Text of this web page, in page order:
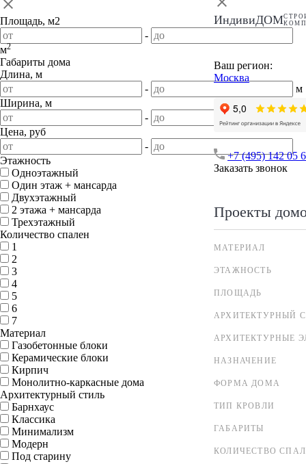
ИндивиДОМ
Ваш регион:
Москва
+7 (495) 142 05
Заказать звонок
Проекты
МАТЕРИАЛ
ЭТАЖНОСТЬ
ПЛОЩАДЬ
АРХИТЕКТУРНЫЙ
АРХИТЕКТУРНЫЕ
НАЗНАЧЕНИЕ
ФОРМА ДОМА
ТИП КРОВЛИ
ГАБАРИТЫ
КОЛИЧЕСТВО
Площадь, м2
-
м2
Габариты дома
Длина, м
-
м
Ширина, м
-
Цена, руб
-
Этажность
Одноэтажный
Один этаж + мансарда
Двухэтажный
2 этажа + мансарда
Трехэтажный
Количество спален
1
2
3
4
5
6
7
Материал
Газобетонные блоки
Керамические блоки
Кирпич
Монолитно-каркасные дома
Архитектурный стиль
Барнхаус
Классика
Минимализм
Модерн
Под старину